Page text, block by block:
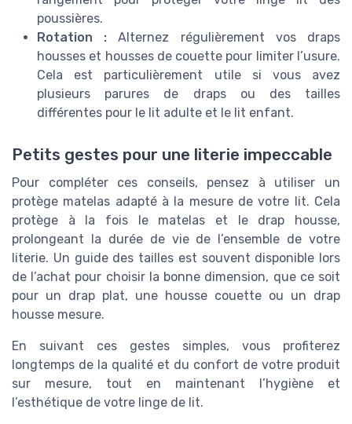
poussières.
Rotation : Alternez régulièrement vos draps
housses et housses de couette pour limiter l’usure.
Cela est particulièrement utile si vous avez
plusieurs parures de draps ou des tailles
différentes pour le lit adulte et le lit enfant.
Petits gestes pour une literie impeccable
Pour compléter ces conseils, pensez à utiliser un
protège matelas adapté à la mesure de votre lit. Cela
protège à la fois le matelas et le drap housse,
prolongeant la durée de vie de l’ensemble de votre
literie. Un guide des tailles est souvent disponible lors
de l’achat pour choisir la bonne dimension, que ce soit
pour un drap plat, une housse couette ou un drap
housse mesure.
En suivant ces gestes simples, vous profiterez
longtemps de la qualité et du confort de votre produit
sur mesure, tout en maintenant l’hygiène et
l’esthétique de votre linge de lit.